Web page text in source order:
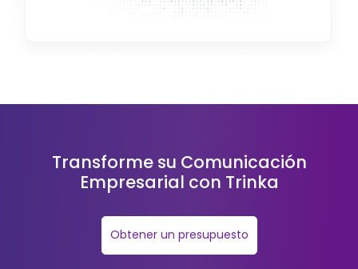
Transforme su Comunicación
Empresarial con Trinka
Obtener un presupuesto